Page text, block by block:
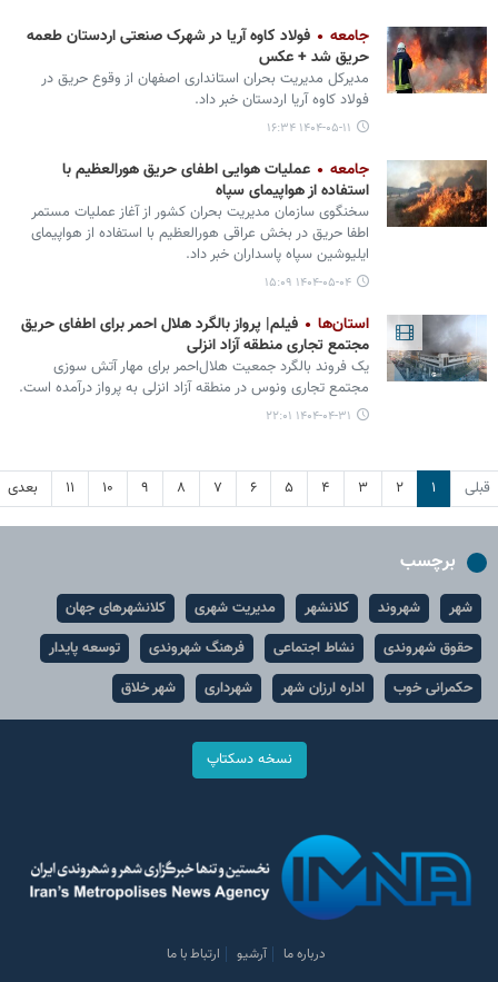
جامعه
فولاد کاوه آریا در شهرک صنعتی اردستان طعمه
حریق شد + عکس
مدیرکل مدیریت بحران استانداری اصفهان از وقوع حریق در
فولاد کاوه آریا اردستان خبر داد.
۱۴۰۴-۰۵-۱۱ ۱۶:۳۴
جامعه
عملیات هوایی اطفای حریق هورالعظیم با
استفاده از هواپیمای سپاه
سخنگوی سازمان مدیریت بحران کشور از آغاز عملیات مستمر
اطفا حریق در بخش عراقی هورالعظیم با استفاده از هواپیمای
ایلیوشین سپاه پاسداران خبر داد.
۱۴۰۴-۰۵-۰۴ ۱۵:۰۹
استان‌ها
فیلم| پرواز بالگرد هلال احمر برای اطفای حریق
مجتمع تجاری منطقه آزاد انزلی
یک فروند بالگرد جمعیت هلال‌احمر برای مهار آتش سوزی
مجتمع تجاری ونوس در منطقه آزاد انزلی به پرواز درآمده است.
۱۴۰۴-۰۴-۳۱ ۲۲:۰۱
قبلی ۱ ۲ ۳ ۴ ۵ ۶ ۷ ۸ ۹ ۱۰ ۱۱ بعدی
برچسب
شهر شهروند کلانشهر مدیریت شهری
کلانشهرهای جهان
حقوق شهروندی
نشاط اجتماعی فرهنگ شهروندی
توسعه پایدار
حکمرانی خوب
اداره ارزان شهر شهرداری شهر خلاق
نسخه دسکتاپ
درباره ما آرشیو ارتباط با ما